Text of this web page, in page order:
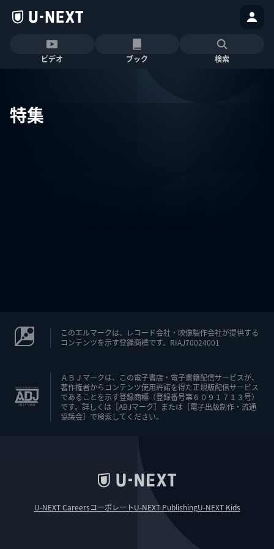
ビデオ ブック 検索
特集
このエルマークは、レコード会社・映像製作会社が提供する
コンテンツを示す登録商標です。RIAJ70024001
ＡＢＪマークは、この電子書店・電子書籍配信サービスが、
著作権者からコンテンツ使用許諾を得た正規版配信サービス
であることを示す登録商標（登録番号第６０９１７１３号）
です。詳しくは［ABJマーク］または［電子出版制作・流通
協議会］で検索してください。
U-NEXT CareersコーポレートU-NEXT PublishingU-NEXT Kids